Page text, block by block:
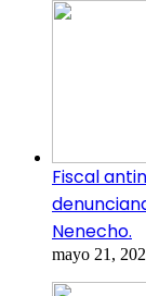
Fiscal
Nenecho.
mayo 21,